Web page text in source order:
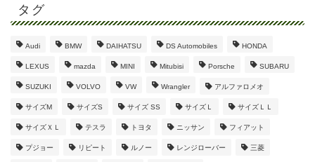
タグ
Audi BMW DAIHATSU DS Automobiles HONDA
LEXUS mazda MINI Mitubisi Porsche SUBARU
SUZUKI VOLVO VW Wrangler アルファロメオ
サイズM サイズS サイズ SS サイズＬ サイズＬＬ
サイズＸＬ テスラ トヨタ ニッサン フィアット
プジョー リピート ルノー レンジローバー 三菱